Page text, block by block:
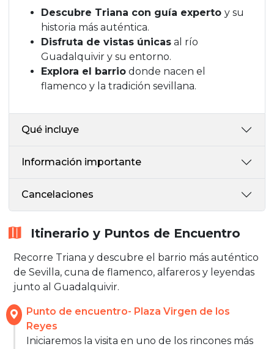
Descubre Triana con guía experto y su
historia más auténtica.
Disfruta de vistas únicas al río
Guadalquivir y su entorno.
Explora el barrio donde nacen el
flamenco y la tradición sevillana.
Qué incluye
Información importante
Cancelaciones
Itinerario y Puntos de Encuentro
Recorre Triana y descubre el barrio más auténtico
de Sevilla, cuna de flamenco, alfareros y leyendas
junto al Guadalquivir.
Punto de encuentro- Plaza Virgen de los
Reyes
Iniciaremos la visita en uno de los rincones más